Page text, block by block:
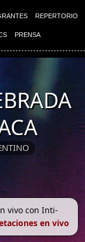
REPERTORIO
PRENSA
vivo con Inti-
en vivo